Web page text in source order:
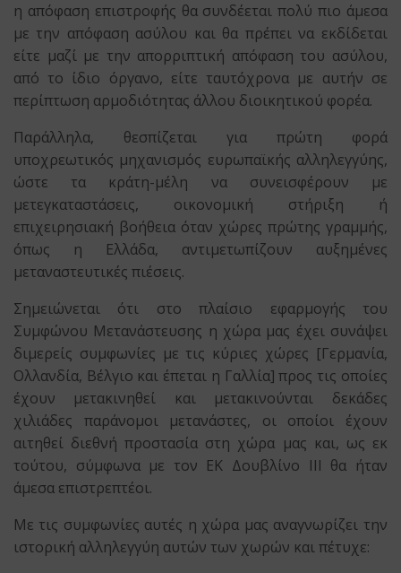
η απόφαση επιστροφής θα συνδέεται πολύ πιο άμεσα
με την απόφαση ασύλου και θα πρέπει να εκδίδεται
είτε μαζί με την απορριπτική απόφαση του ασύλου,
από το ίδιο όργανο, είτε ταυτόχρονα με αυτήν σε
περίπτωση αρμοδιότητας άλλου διοικητικού φορέα.
Παράλληλα, θεσπίζεται για πρώτη φορά
υποχρεωτικός μηχανισμός ευρωπαϊκής αλληλεγγύης,
ώστε τα κράτη-μέλη να συνεισφέρουν με
μετεγκαταστάσεις, οικονομική στήριξη ή
επιχειρησιακή βοήθεια όταν χώρες πρώτης γραμμής,
όπως η Ελλάδα, αντιμετωπίζουν αυξημένες
μεταναστευτικές πιέσεις.
Σημειώνεται ότι στο πλαίσιο εφαρμογής του
Συμφώνου Μετανάστευσης η χώρα μας έχει συνάψει
διμερείς συμφωνίες με τις κύριες χώρες [Γερμανία,
Ολλανδία, Βέλγιο και έπεται η Γαλλία] προς τις οποίες
έχουν μετακινηθεί και μετακινούνται δεκάδες
χιλιάδες παράνομοι μετανάστες, οι οποίοι έχουν
αιτηθεί διεθνή προστασία στη χώρα μας και, ως εκ
τούτου, σύμφωνα με τον ΕΚ Δουβλίνο ΙΙΙ θα ήταν
άμεσα επιστρεπτέοι.
Με τις συμφωνίες αυτές η χώρα μας αναγνωρίζει την
ιστορική αλληλεγγύη αυτών των χωρών και πέτυχε: